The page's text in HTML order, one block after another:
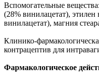
Вспомогательные
(28% винилацетат),
винилацетат), магния
Клинико-
контрацептив для
Фармакологическое